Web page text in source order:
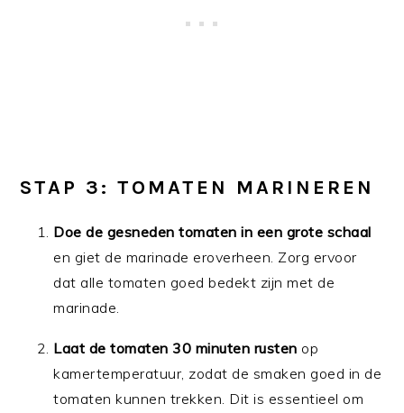
STAP 3: TOMATEN MARINEREN
Doe de gesneden tomaten in een grote schaal
en giet de marinade eroverheen. Zorg ervoor
dat alle tomaten goed bedekt zijn met de
marinade.
Laat de tomaten 30 minuten rusten op
kamertemperatuur, zodat de smaken goed in de
tomaten kunnen trekken. Dit is essentieel om